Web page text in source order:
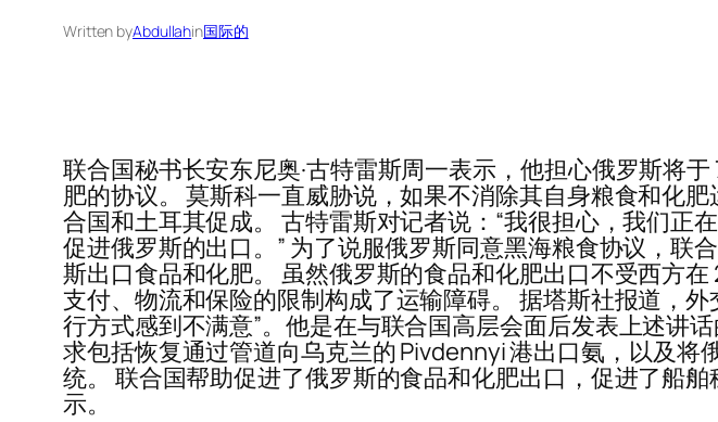
Written byAbdullahin国际的
联合国秘书长安东尼奥·古特雷斯周一表示，他担心俄罗斯将
肥的协议。 莫斯科一直威胁说，如果不消除其自身粮食和化
合国和土耳其促成。 古特雷斯对记者说：“我很担心，我们正
促进俄罗斯的出口。” 为了说服俄罗斯同意黑海粮食协议，
斯出口食品和化肥。 虽然俄罗斯的食品和化肥出口不受西方
支付、物流和保险的限制构成了运输障碍。 据塔斯社报道，
行方式感到不满意”。他是在与联合国高层会面后发表上述讲
求包括恢复通过管道向乌克兰的 Pivdennyi 港出口氨，以及
统。 联合国帮助促进了俄罗斯的食品和化肥出口，促进了船
示。